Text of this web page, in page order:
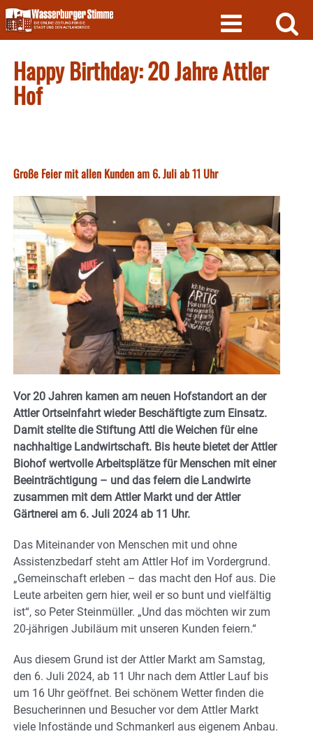
Skip
to
content
Happy Birthday: 20 Jahre Attler
Hof
Große Feier mit allen Kunden am 6. Juli ab 11 Uhr
Vor 20 Jahren kamen am neuen Hofstandort an der
Attler Ortseinfahrt wieder Beschäftigte zum Einsatz.
Damit stellte die Stiftung Attl die Weichen für eine
nachhaltige Landwirtschaft. Bis heute bietet der Attler
Biohof wertvolle Arbeitsplätze für Menschen mit einer
Beeinträchtigung – und das feiern die Landwirte
zusammen mit dem Attler Markt und der Attler
Gärtnerei am 6. Juli 2024 ab 11 Uhr.
Das Miteinander von Menschen mit und ohne
Assistenzbedarf steht am Attler Hof im Vordergrund.
„Gemeinschaft erleben – das macht den Hof aus. Die
Leute arbeiten gern hier, weil er so bunt und vielfältig
ist“, so Peter Steinmüller. „Und das möchten wir zum
20-jährigen Jubiläum mit unseren Kunden feiern.“
Aus diesem Grund ist der Attler Markt am Samstag,
den 6. Juli 2024, ab 11 Uhr nach dem Attler Lauf bis
um 16 Uhr geöffnet. Bei schönem Wetter finden die
Besucherinnen und Besucher vor dem Attler Markt
viele Infostände und Schmankerl aus eigenem Anbau.